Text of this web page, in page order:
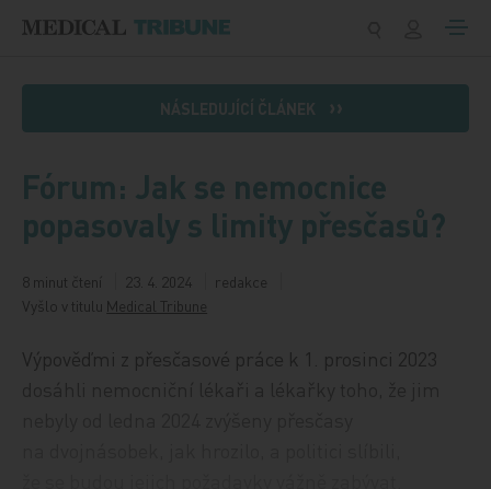
NÁSLEDUJÍCÍ ČLÁNEK
Fórum: Jak se nemocnice
popasovaly s limity přesčasů?
8 minut čtení 23. 4. 2024
redakce
Vyšlo v titulu Medical Tribune
Výpověďmi z přesčasové práce k 1. prosinci 2023